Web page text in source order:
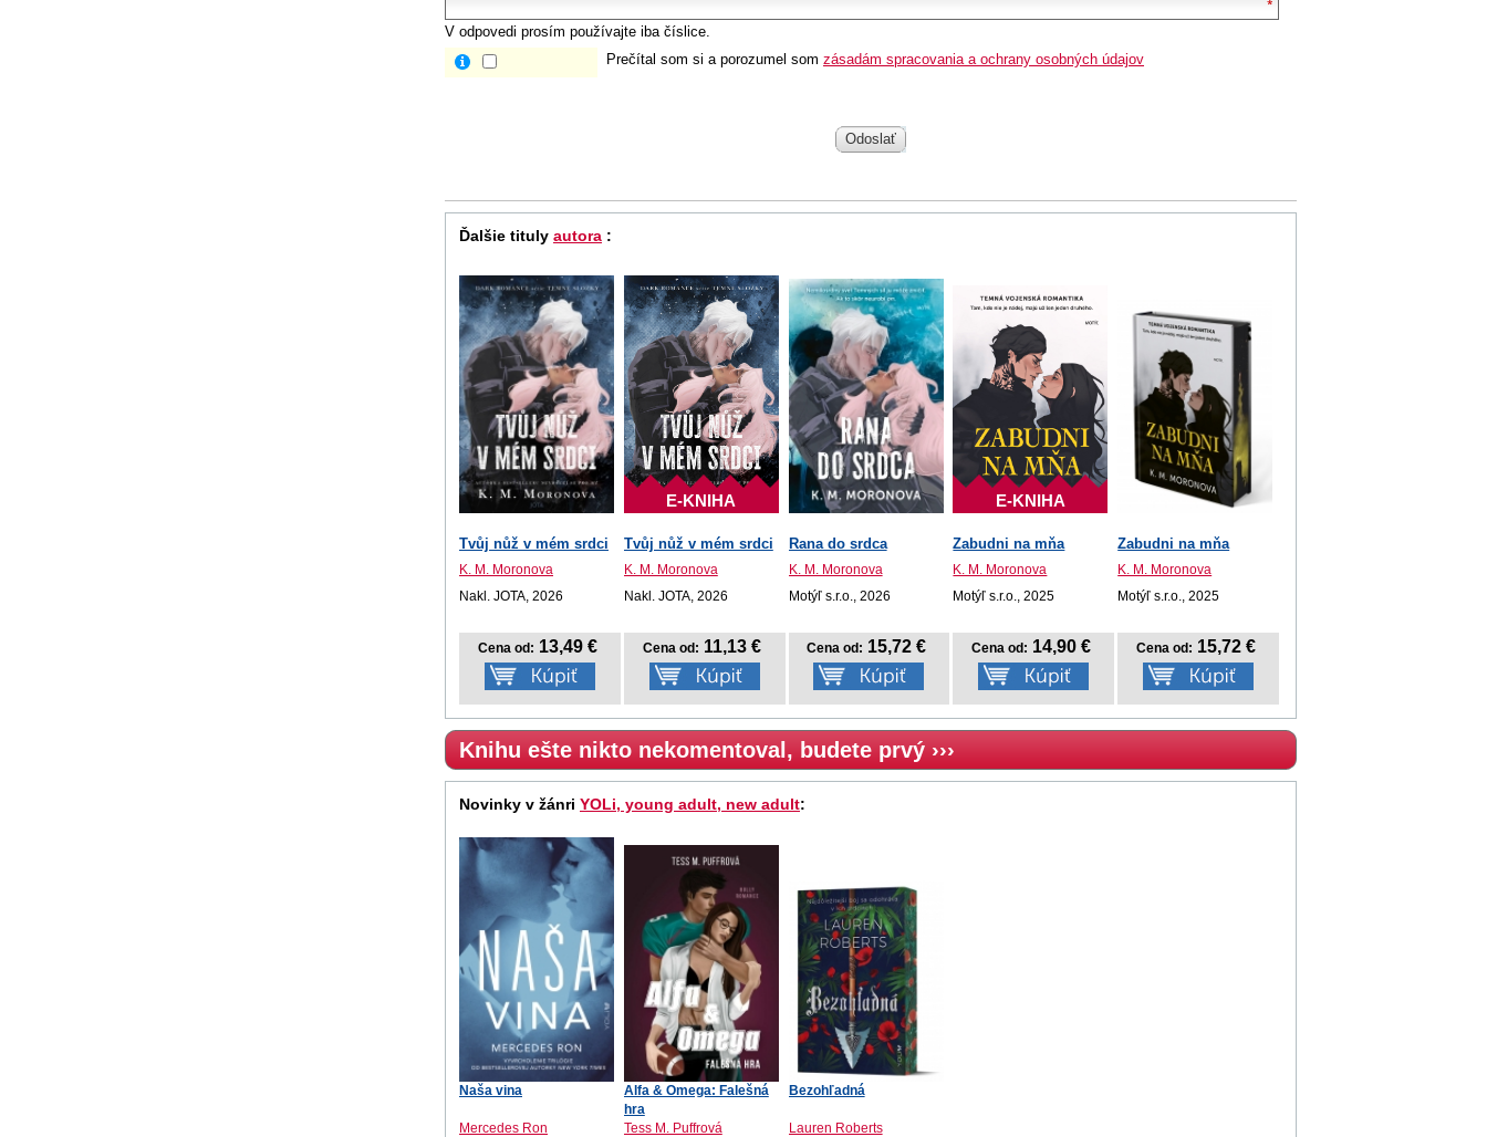
V odpovedi prosím používajte iba číslice.
Prečítal som si a porozumel som zásadám spracovania a ochrany osobných údajov
Odoslať
Ďalšie tituly autora :
Tvůj nůž v mém srdci
K. M. Moronova
Nakl. JOTA, 2026
Cena od: 13,49 €
E-KNIHA
Tvůj nůž v mém srdci
K. M. Moronova
Nakl. JOTA, 2026
Cena od: 11,13 €
Rana do srdca
K. M. Moronova
Motýľ s.r.o., 2026
Cena od: 15,72 €
E-KNIHA
Zabudni na mňa
K. M. Moronova
Motýľ s.r.o., 2025
Cena od: 14,90 €
Zabudni na mňa
K. M. Moronova
Motýľ s.r.o., 2025
Cena od: 15,72 €
Knihu ešte nikto nekomentoval, budete prvý ›››
Novinky v žánri YOLi, young adult, new adult:
Naša vina
Mercedes Ron
Alfa & Omega: Falešná
hra
Tess M. Puffrová
Bezohľadná
Lauren Roberts